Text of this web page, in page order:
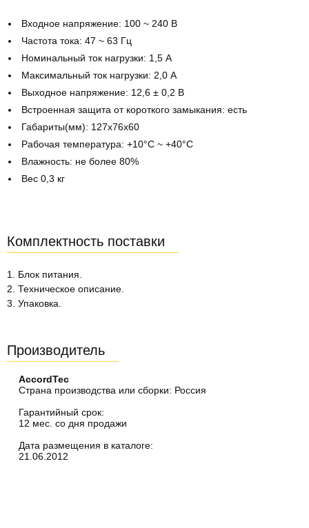
Входное напряжение: 100 ~ 240 В
Частота тока: 47 ~ 63 Гц
Номинальный ток нагрузки: 1,5 А
Максимальный ток нагрузки: 2,0 А
Выходное напряжение: 12,6 ± 0,2 В
Встроенная защита от короткого замыкания: есть
Габариты(мм): 127х76х60
Рабочая температура: +10°C ~ +40°C
Влажность: не более 80%
Вес 0,3 кг
Комплектность поставки
1. Блок питания.
2. Техническое описание.
3. Упаковка.
Производитель
AccordTec
Страна производства или сборки: Россия
Гарантийный срок:
12 мес. со дня продажи
Дата размещения в каталоге:
21.06.2012